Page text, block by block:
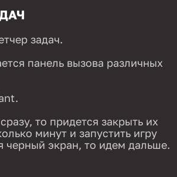
задач.
панель вызова различных
то придется закрыть их
минут и запустить игру
черный экран, то идем дальше.